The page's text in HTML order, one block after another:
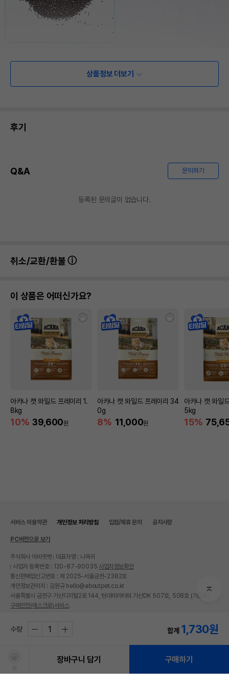
법에 의한 인증,허가 등을
제조국 또는 원산지 중국
제조자,수입품의 경우
수입자를 함께 표기
펫모닝
AS책임자와 전화번호
또는 소비자상담 관련
전화번호
어바웃펫//1644-9601
유통기한이 최소 2026.12.06이거나 그
단, 상품명에 유통기한 명시된 경우, 해당
유통기한을 따릅니다.
상품정보 더보기
후기
Q&A 문의하기
등록된 문의글이 없습니다.
취소/교환/환불
이 상품은 어떠신가요?
아카나 캣 와일드 프레이리 1.
8kg
10% 39,600원
아카나 캣 와일드 프레이리 34
0g
8% 11,000원
아카나 캣 와일
5kg
15%
수량 합계 1,730원
장바구니 담기 구매하기
서비스 이용약관 개인정보 처리방침 입점/제휴 문의 공지사항
PC버전으로 보기
주식회사 어바웃펫
대표자명 : 나옥귀
사업자 등록번호 : 120-87-90035 사업자정보확인
통신판매업신고번호 : 제 2025-서울금천-2382호
개인정보관리자 : 김원규 hello@aboutpet.co.kr
서울특별시 금천구 가산디지털2로 144, 현대테라타워 가산DK 507호, 508호 (가산동)
구매안전(에스크로)서비스